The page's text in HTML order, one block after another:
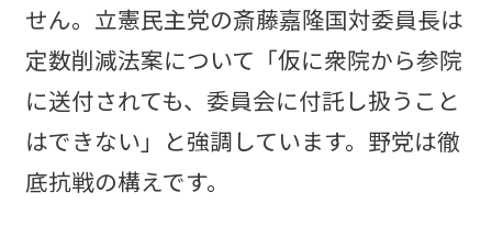
せん。立憲民主党の斎藤嘉隆国対委員長は
定数削減法案について「仮に衆院から参院
に送付されても、委員会に付託し扱うこと
はできない」と強調しています。野党は徹
底抗戦の構えです。